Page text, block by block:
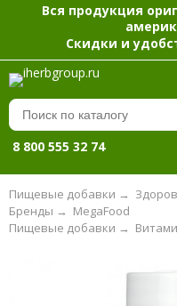
Вся продукция
Скидки и
8 800 555 32 74
Пищевые добавки →
MegaFood
Бренды →
Пищевые добавки →